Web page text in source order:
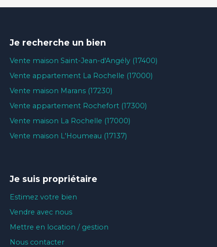
Je recherche un bien
Vente maison Saint-Jean-d'Angély (17400)
Vente appartement La Rochelle (17000)
Vente maison Marans (17230)
Vente appartement Rochefort (17300)
Vente maison La Rochelle (17000)
Vente maison L'Houmeau (17137)
Je suis propriétaire
Estimez votre bien
Vendre avec nous
Mettre en location / gestion
Nous contacter